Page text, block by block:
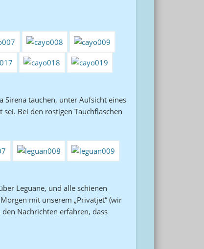
Sirena tauchen, unter Aufsicht eines
Bei den rostigen Tauchflaschen
Leguane, und alle schienen
mit unserem „Privatjet“ (wir
Nachrichten erfahren, dass